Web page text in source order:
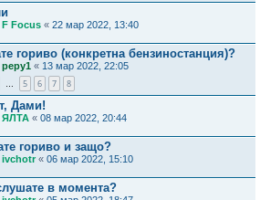
F Focus « 22 мар 2022, 13:40
гориво (конкретна бензиностанция)?
pepy1 « 13 мар 2022, 22:05
… 5 6 7 8
Дами!
ЯЛТА « 08 мар 2022, 20:44
гориво и защо?
ivchotr « 06 мар 2022, 15:10
в момента?